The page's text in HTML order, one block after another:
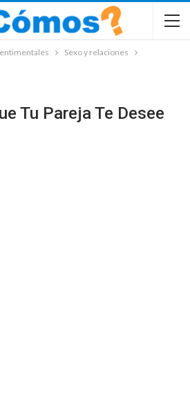
Sexo y relaciones
Tu Pareja Te Desee